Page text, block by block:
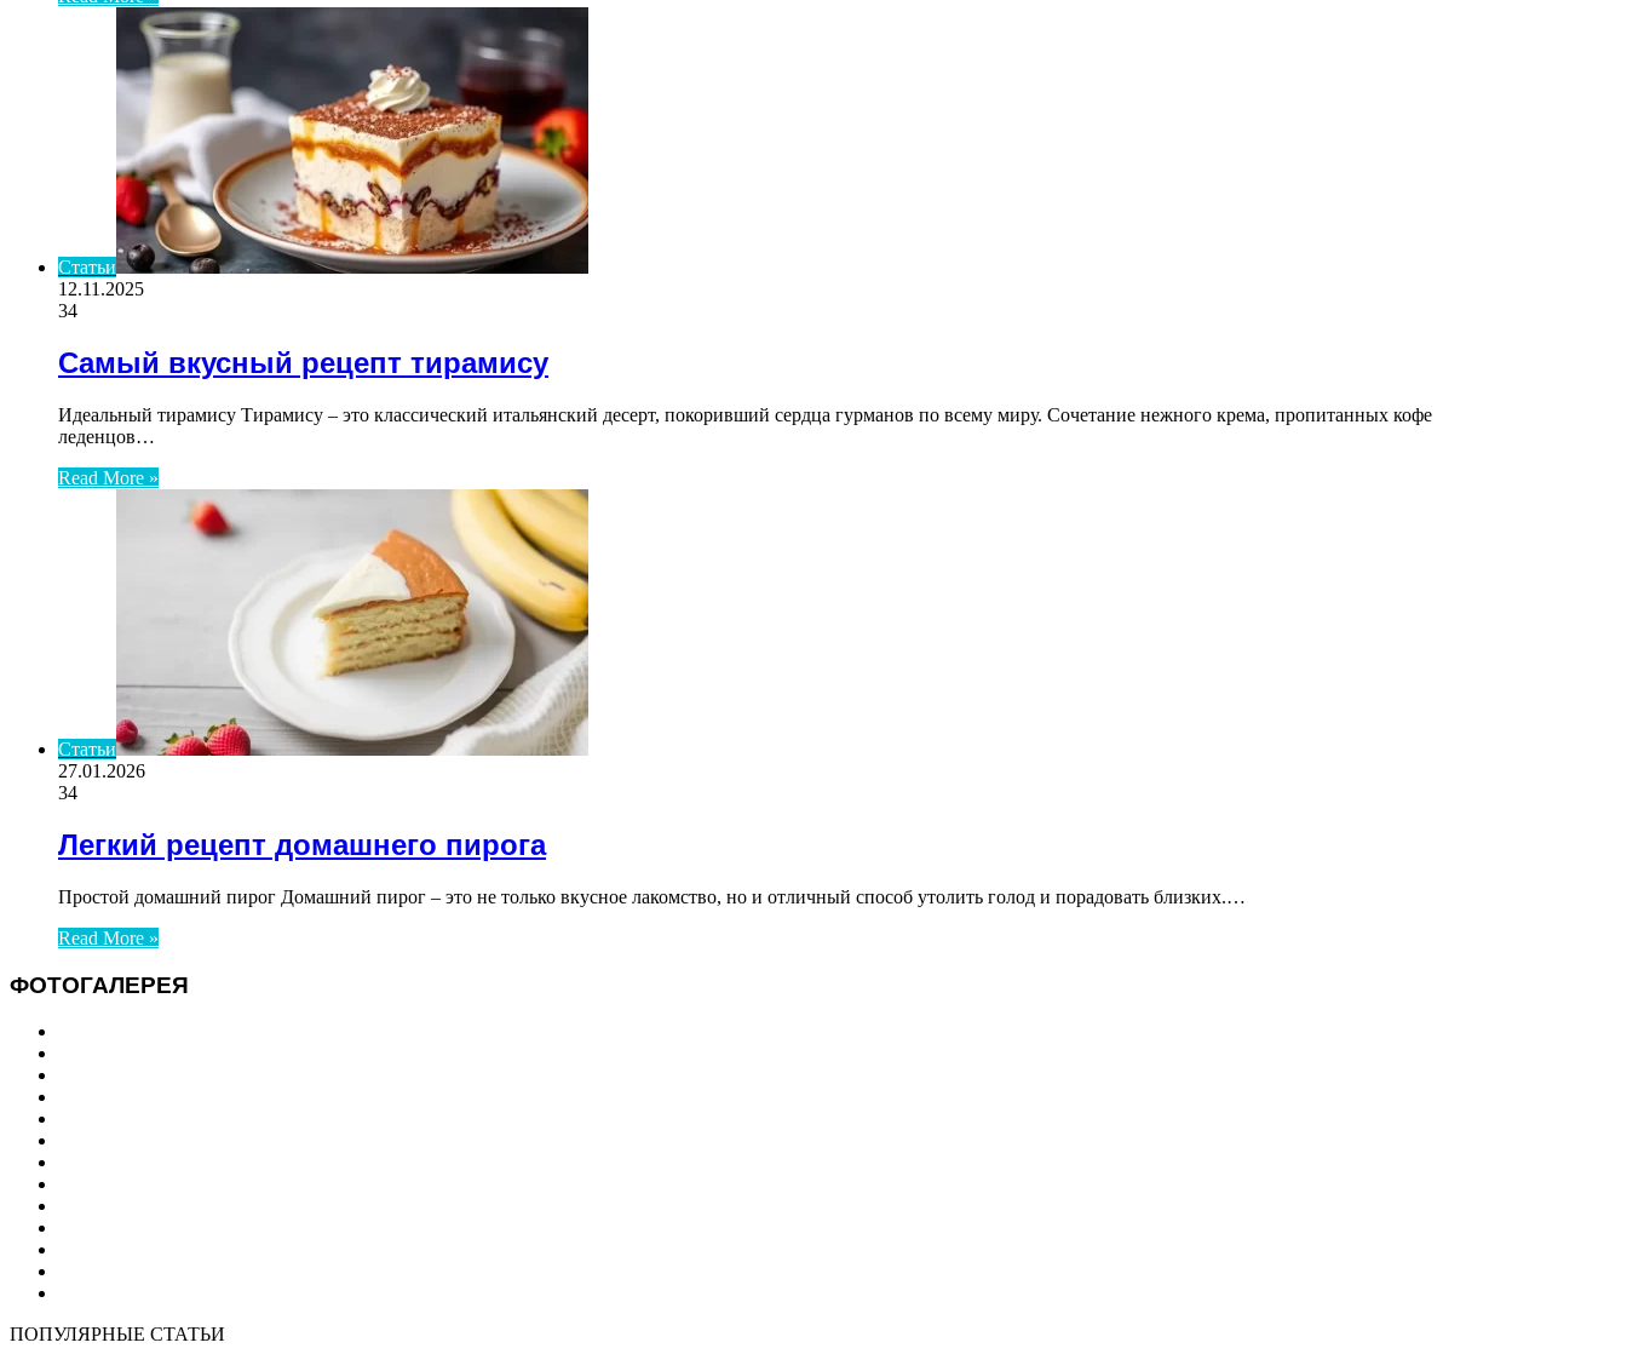
Статьи
12.11.2025
34
Самый вкусный рецепт тирамису
Идеальный тирамису Тирамису – это классический итальянский десерт, покоривший сердца гурманов по всему миру. Сочетание нежного крема, пропитанных кофе
леденцов…
Read More »
Статьи
27.01.2026
34
Легкий рецепт домашнего пирога
Простой домашний пирог Домашний пирог – это не только вкусное лакомство, но и отличный способ утолить голод и порадовать близких.…
Read More »
ФОТОГАЛЕРЕЯ
ПОПУЛЯРНЫЕ СТАТЬИ